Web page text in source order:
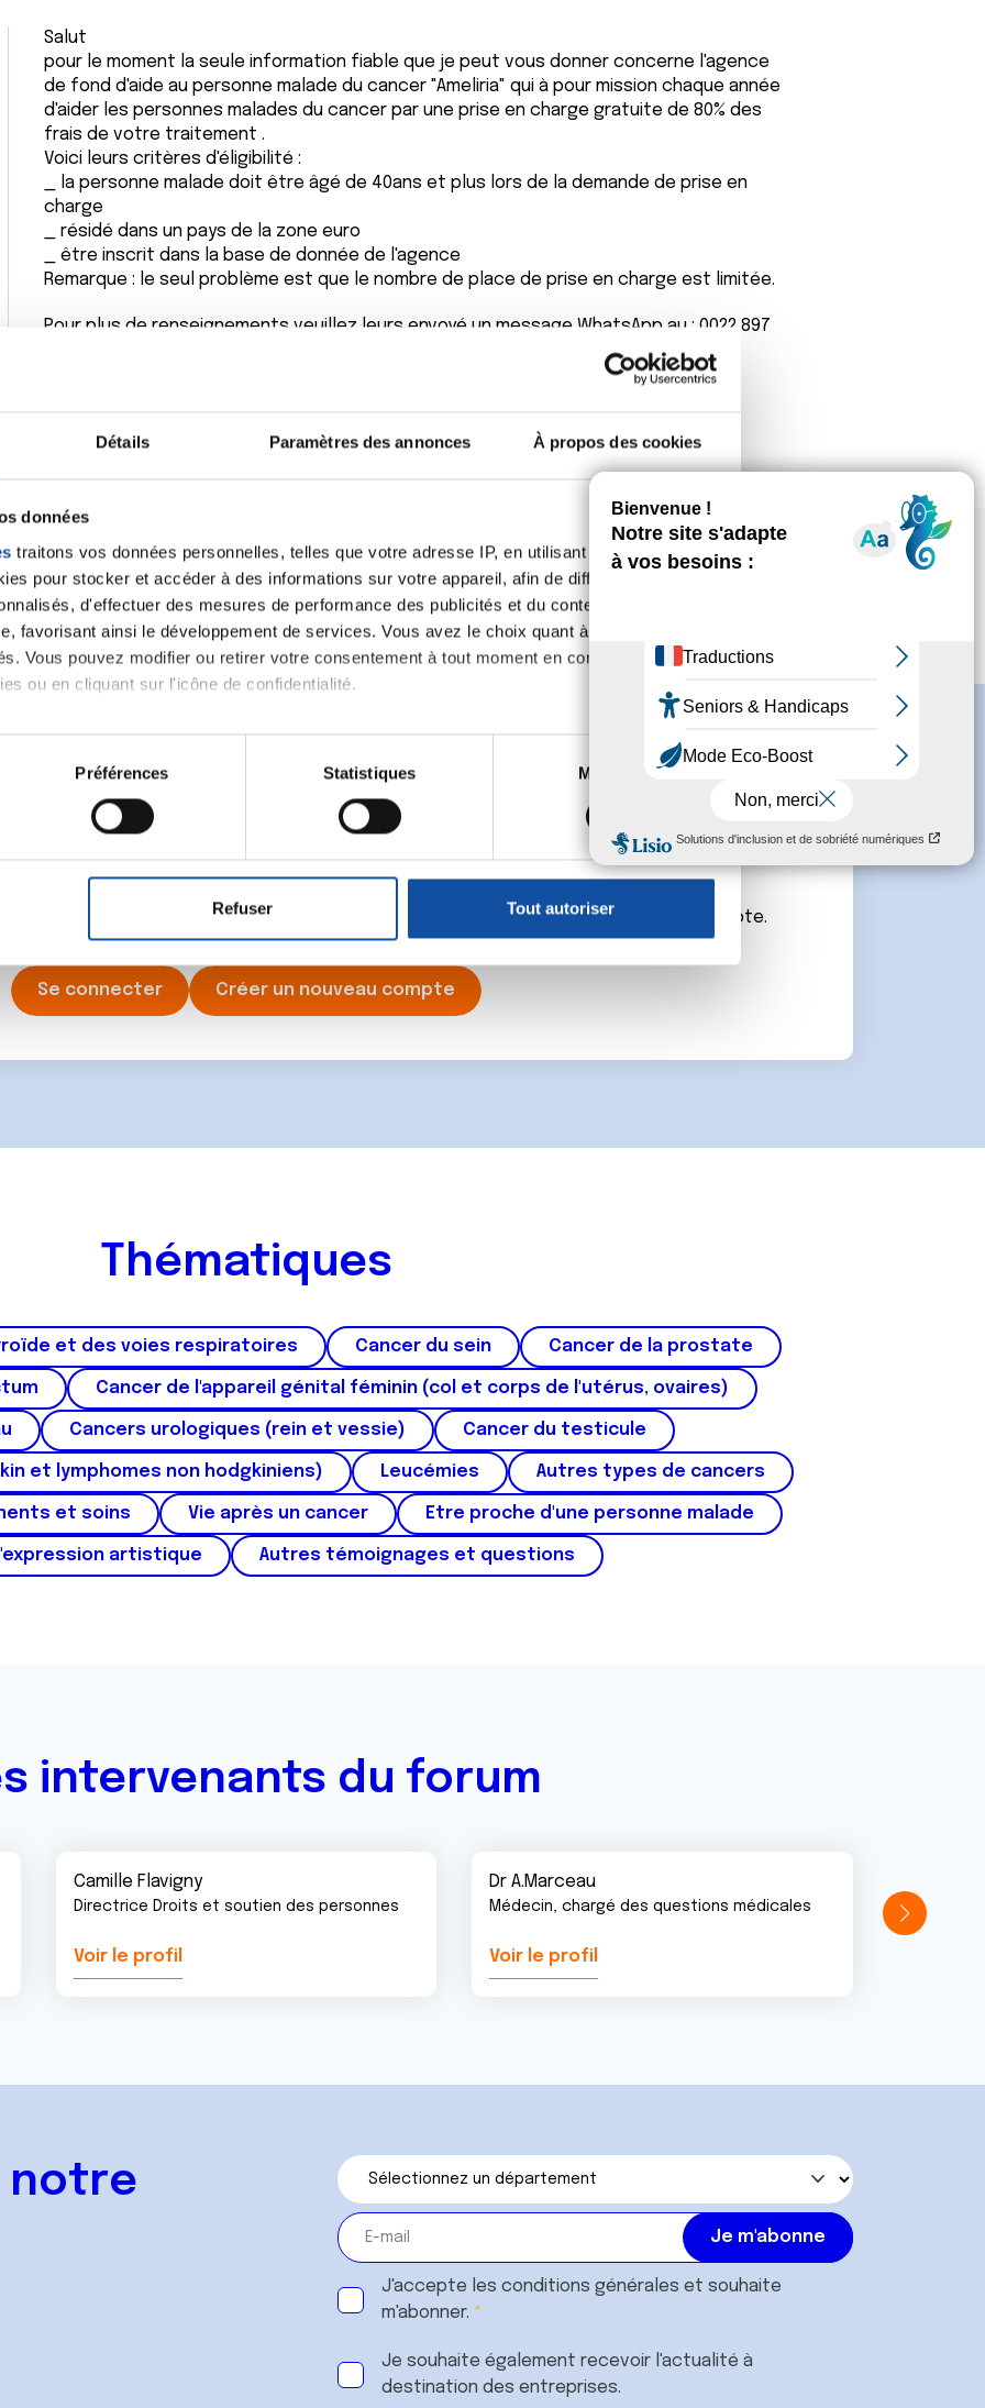
Détails Paramètres des annonces À propos des cookies
données
traitons vos données personnelles, telles que votre adresse IP, en utilisant des
pour stocker et accéder à des informations sur votre appareil, afin de diffuser des
d'effectuer des mesures de performance des publicités et du contenu, ainsi que de
favorisant ainsi le développement de services. Vous avez le choix quant à l'utilisation de
Vous pouvez modifier ou retirer votre consentement à tout moment en consultant la
ou en cliquant sur l'icône de confidentialité.
également :
sur votre localisation géographique qui peuvent être précises à plusieurs mètres près
de vos données personnelles et définir vos préférences, reportez-vous à lasection «
ou retirer votre consentement à tout moment à partir de la déclaration sur les cookies.
de publicité et d'analyse, qui peuvent combiner celles-ci avec d'autres informations que
ont collectées lors de votre utilisation de leurs services.
Préférences Statistiques Marketing
Refuser Tout autoriser
Salut
pour le moment la seule information fiable que je peut vous donner concerne l'agence
de fond d'aide au personne malade du cancer "Ameliria" qui à pour mission chaque année
d'aider les personnes malades du cancer par une prise en charge gratuite de 80% des
frais de votre traitement .
Voici leurs critères d'éligibilité :
_ la personne malade doit être âgé de 40ans et plus lors de la demande de prise en
charge
_ résidé dans un pays de la zone euro
_ être inscrit dans la base de donnée de l'agence
Remarque : le seul problème est que le nombre de place de prise en charge est limitée.
Pour plus de renseignements veuillez leurs envoyé un message WhatsApp au : 0022 897
Ecrire un commentaire
une nouvelle discussion vous aurez besoin de vous connecter ou de créer un compte.
Se connecter Créer un nouveau compte
Thématiques
et des voies respiratoires Cancer du sein Cancer de la prostate
Cancer de l'appareil génital féminin (col et corps de l'utérus, ovaires)
Cancers urologiques (rein et vessie) Cancer du testicule
et lymphomes non hodgkiniens) Leucémies Autres types de cancers
et soins Vie après un cancer Etre proche d'une personne malade
artistique Autres témoignages et questions
intervenants du forum
Camille Flavigny
Directrice Droits et soutien des personnes
Voir le profil
Dr A.Marceau
Médecin, chargé des questions médicales
Voir le profil
notre
J'accepte les conditions générales et souhaite
m'abonner.
Je souhaite également recevoir l'actualité à
destination des entreprises.